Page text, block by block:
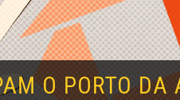
O PORTO DA